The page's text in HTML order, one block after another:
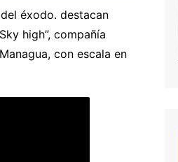
éxodo. destacan
high”, compañía
con escala en